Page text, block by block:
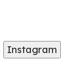
Instagram